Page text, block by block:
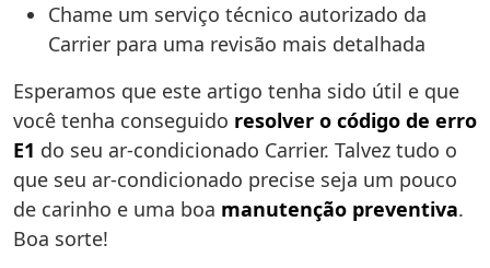
Chame um serviço técnico autorizado da
Carrier para uma revisão mais detalhada
Esperamos que este artigo tenha sido útil e que
você tenha conseguido resolver o código de erro
E1 do seu ar-condicionado Carrier. Talvez tudo o
que seu ar-condicionado precise seja um pouco
de carinho e uma boa manutenção preventiva.
Boa sorte!